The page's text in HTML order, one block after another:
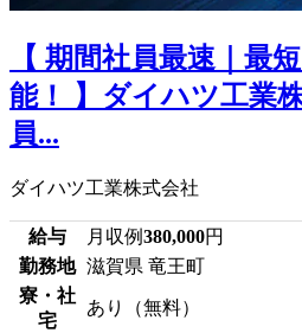
【 期間社員最速｜最
能！ 】ダイハツ工業
員...
ダイハツ工業株式会社
給与 月収例380,000円
勤務地 滋賀県 竜王町
寮・社
宅
あり（無料）